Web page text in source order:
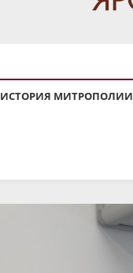
ИСТОРИЯ МИТРОПОЛИИ